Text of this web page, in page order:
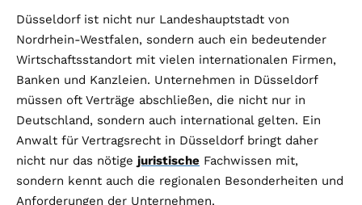
Düsseldorf ist nicht nur Landeshauptstadt von
Nordrhein-Westfalen, sondern auch ein bedeutender
Wirtschaftsstandort mit vielen internationalen Firmen,
Banken und Kanzleien. Unternehmen in Düsseldorf
müssen oft Verträge abschließen, die nicht nur in
Deutschland, sondern auch international gelten. Ein
Anwalt für Vertragsrecht in Düsseldorf bringt daher
nicht nur das nötige juristische Fachwissen mit,
sondern kennt auch die regionalen Besonderheiten und
Anforderungen der Unternehmen.